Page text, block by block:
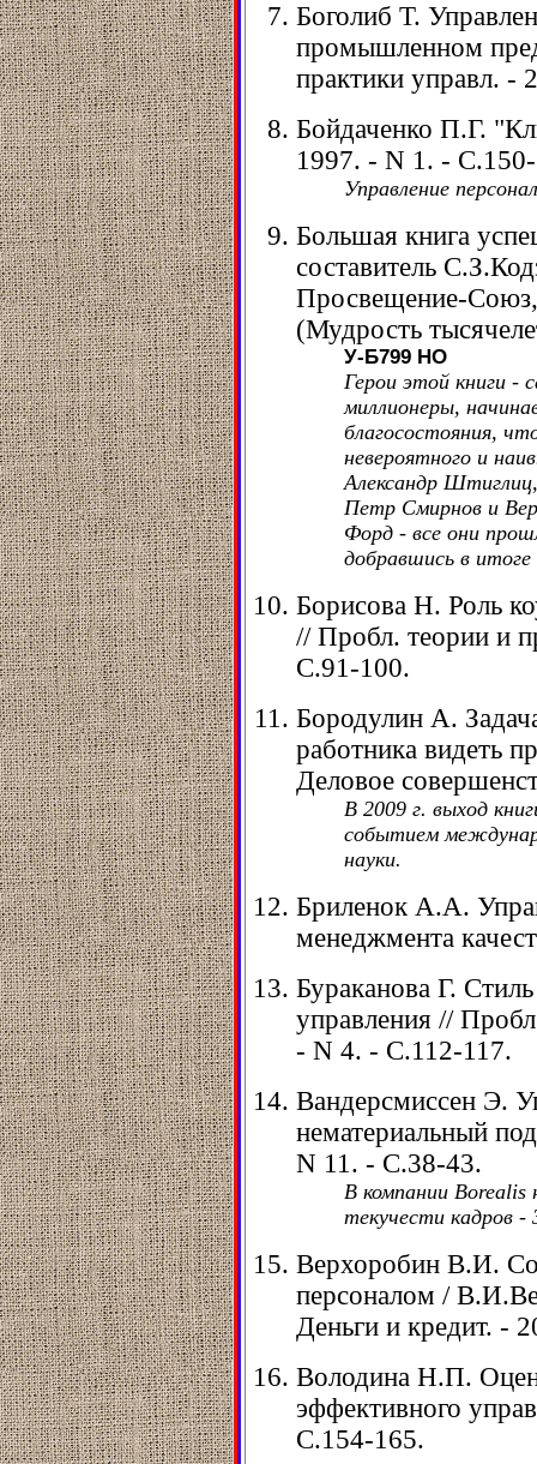
Боголиб Т.
промышленном
практики управл. -
Бойдаченко П.Г.
1997. - N 1. -
Управление
Большая книга
составитель
Просвещение-
(Мудрость
У-Б799 НО
Герои этой книги -
миллионеры,
благосостояния,
невероятного и
Александр
Петр Смирнов и
Форд - все они
добравшись в
Борисова Н. Роль
// Пробл. теории и
С.91-100.
Бородулин А.
работника видеть
Деловое
В 2009 г. выход
событием
науки.
Бриленок А.А.
менеджмента
Бураканова Г.
управления //
- N 4. - С.112-117.
Вандерсмиссен Э.
нематериальный
N 11. - С.38-43.
В компании Borealis
текучести кадров -
Верхоробин В.И.
персоналом /
Деньги и кредит. -
Володина Н.П.
эффективного
С.154-165.